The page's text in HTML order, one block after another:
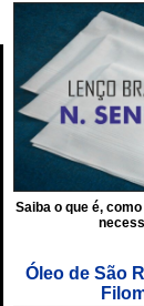
Saiba o que é,
Óleo de São